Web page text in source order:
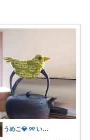
うめこ💎 ୨୧ いつも感謝 ୨୧